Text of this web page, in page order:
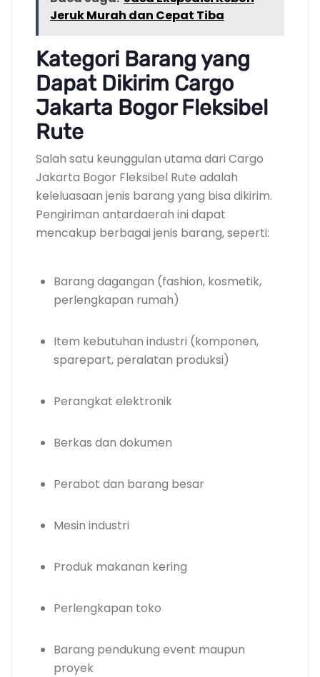
Jeruk Murah dan Cepat Tiba
Kategori Barang yang
Dapat Dikirim Cargo
Jakarta Bogor Fleksibel
Rute
Salah satu keunggulan utama dari Cargo
Jakarta Bogor Fleksibel Rute adalah
keleluasaan jenis barang yang bisa dikirim.
Pengiriman antardaerah ini dapat
mencakup berbagai jenis barang, seperti:
Barang dagangan (fashion, kosmetik,
perlengkapan rumah)
Item kebutuhan industri (komponen,
sparepart, peralatan produksi)
Perangkat elektronik
Berkas dan dokumen
Perabot dan barang besar
Mesin industri
Produk makanan kering
Perlengkapan toko
Barang pendukung event maupun
proyek